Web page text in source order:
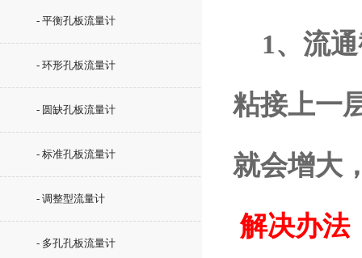
- 平衡孔板流量计
- 环形孔板流量计
- 圆缺孔板流量计
- 标准孔板流量计
- 调整型流量计
- 多孔孔板流量计
1、流通
粘接上一
就会增大
解决办法